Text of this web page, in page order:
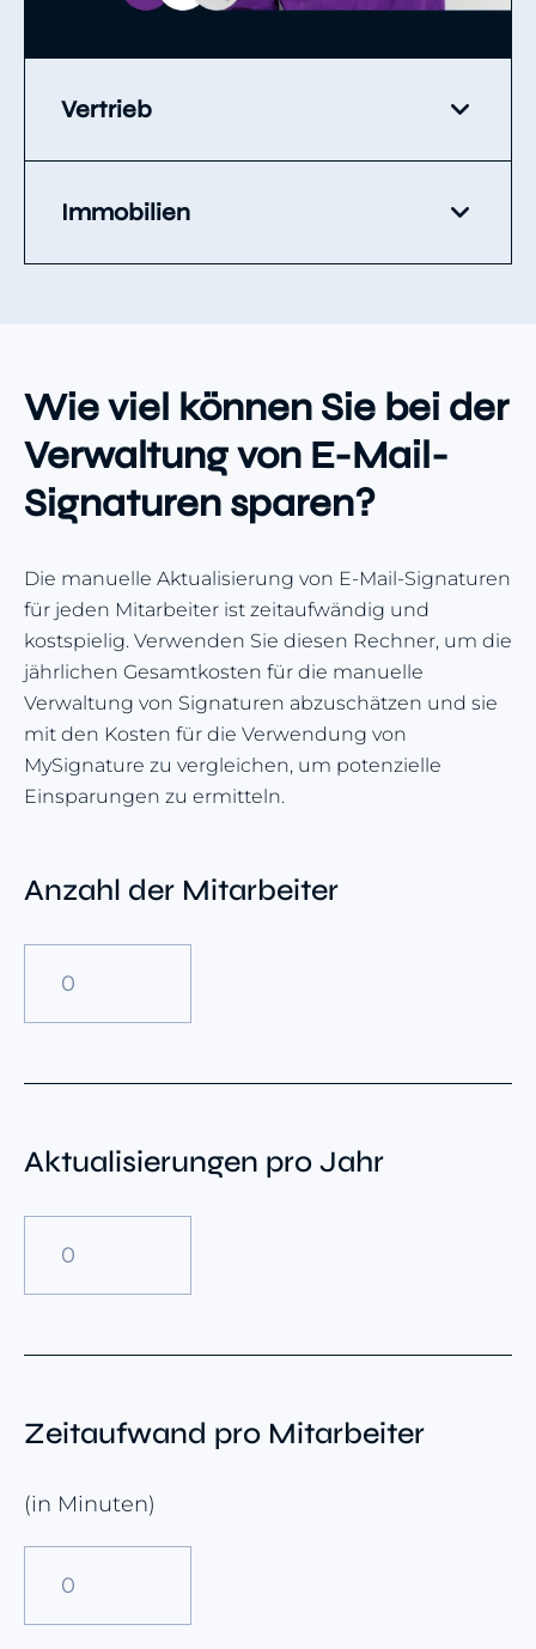
Vertrieb
Immobilien
Wie viel können Sie bei der
Verwaltung von E-Mail-
Signaturen sparen?
Die manuelle Aktualisierung von E-Mail-Signaturen
für jeden Mitarbeiter ist zeitaufwändig und
kostspielig. Verwenden Sie diesen Rechner, um die
jährlichen Gesamtkosten für die manuelle
Verwaltung von Signaturen abzuschätzen und sie
mit den Kosten für die Verwendung von
MySignature zu vergleichen, um potenzielle
Einsparungen zu ermitteln.
Anzahl der Mitarbeiter
Aktualisierungen pro Jahr
Zeitaufwand pro Mitarbeiter
(in Minuten)